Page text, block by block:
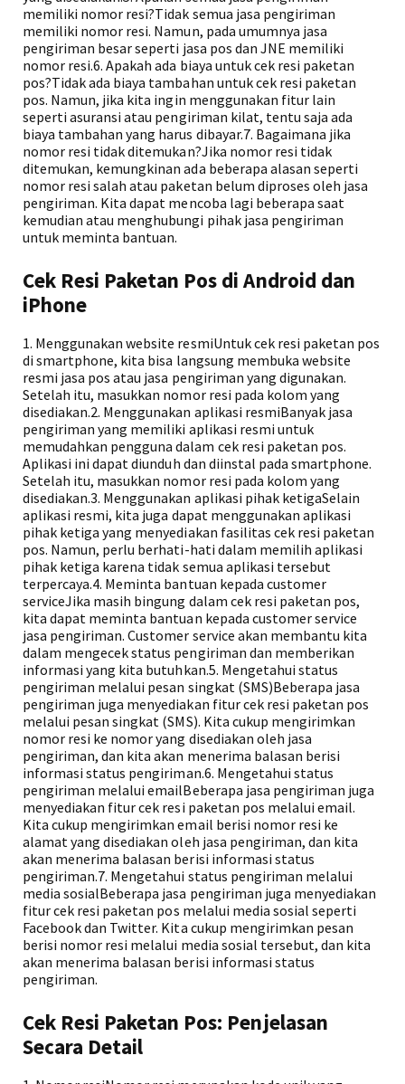
memiliki nomor resi?Tidak semua jasa pengiriman
memiliki nomor resi. Namun, pada umumnya jasa
pengiriman besar seperti jasa pos dan JNE memiliki
nomor resi.6. Apakah ada biaya untuk cek resi paketan
pos?Tidak ada biaya tambahan untuk cek resi paketan
pos. Namun, jika kita ingin menggunakan fitur lain
seperti asuransi atau pengiriman kilat, tentu saja ada
biaya tambahan yang harus dibayar.7. Bagaimana jika
nomor resi tidak ditemukan?Jika nomor resi tidak
ditemukan, kemungkinan ada beberapa alasan seperti
nomor resi salah atau paketan belum diproses oleh jasa
pengiriman. Kita dapat mencoba lagi beberapa saat
kemudian atau menghubungi pihak jasa pengiriman
untuk meminta bantuan.
Cek Resi Paketan Pos di Android dan
iPhone
1. Menggunakan website resmiUntuk cek resi paketan pos
di smartphone, kita bisa langsung membuka website
resmi jasa pos atau jasa pengiriman yang digunakan.
Setelah itu, masukkan nomor resi pada kolom yang
disediakan.2. Menggunakan aplikasi resmiBanyak jasa
pengiriman yang memiliki aplikasi resmi untuk
memudahkan pengguna dalam cek resi paketan pos.
Aplikasi ini dapat diunduh dan diinstal pada smartphone.
Setelah itu, masukkan nomor resi pada kolom yang
disediakan.3. Menggunakan aplikasi pihak ketigaSelain
aplikasi resmi, kita juga dapat menggunakan aplikasi
pihak ketiga yang menyediakan fasilitas cek resi paketan
pos. Namun, perlu berhati-hati dalam memilih aplikasi
pihak ketiga karena tidak semua aplikasi tersebut
terpercaya.4. Meminta bantuan kepada customer
serviceJika masih bingung dalam cek resi paketan pos,
kita dapat meminta bantuan kepada customer service
jasa pengiriman. Customer service akan membantu kita
dalam mengecek status pengiriman dan memberikan
informasi yang kita butuhkan.5. Mengetahui status
pengiriman melalui pesan singkat (SMS)Beberapa jasa
pengiriman juga menyediakan fitur cek resi paketan pos
melalui pesan singkat (SMS). Kita cukup mengirimkan
nomor resi ke nomor yang disediakan oleh jasa
pengiriman, dan kita akan menerima balasan berisi
informasi status pengiriman.6. Mengetahui status
pengiriman melalui emailBeberapa jasa pengiriman juga
menyediakan fitur cek resi paketan pos melalui email.
Kita cukup mengirimkan email berisi nomor resi ke
alamat yang disediakan oleh jasa pengiriman, dan kita
akan menerima balasan berisi informasi status
pengiriman.7. Mengetahui status pengiriman melalui
media sosialBeberapa jasa pengiriman juga menyediakan
fitur cek resi paketan pos melalui media sosial seperti
Facebook dan Twitter. Kita cukup mengirimkan pesan
berisi nomor resi melalui media sosial tersebut, dan kita
akan menerima balasan berisi informasi status
pengiriman.
Cek Resi Paketan Pos: Penjelasan
Secara Detail